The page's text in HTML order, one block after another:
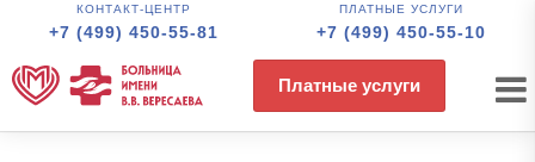
КОНТАКТ-ЦЕНТР
+7 (499) 450-55-81
ПЛАТНЫЕ УСЛУГИ
+7 (499) 450-55-10
Платные услуги